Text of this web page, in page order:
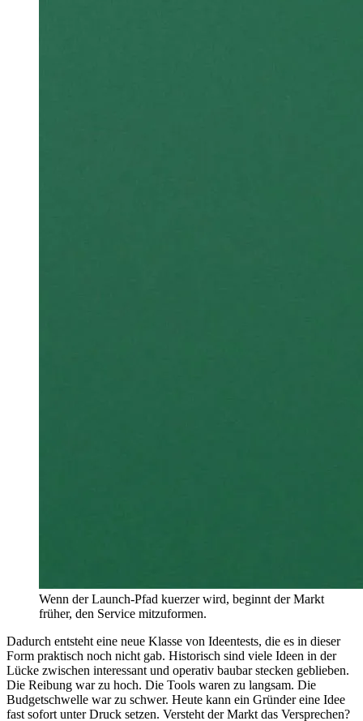
Wenn der Launch-Pfad kuerzer wird, beginnt der Markt
früher, den Service mitzuformen.
Dadurch entsteht eine neue Klasse von Ideentests, die es in dieser
Form praktisch noch nicht gab. Historisch sind viele Ideen in der
Lücke zwischen interessant und operativ baubar stecken geblieben.
Die Reibung war zu hoch. Die Tools waren zu langsam. Die
Budgetschwelle war zu schwer. Heute kann ein Gründer eine Idee
fast sofort unter Druck setzen. Versteht der Markt das Versprechen?